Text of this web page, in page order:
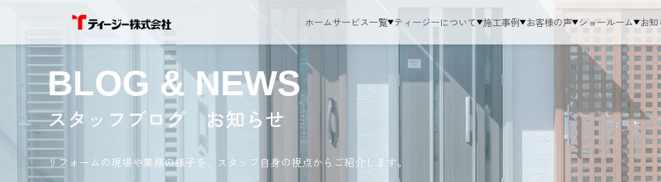
ホームサービス一覧 ティージーについて 施工事例 お客様の声 ショールーム お知
BLOG & NEWS
スタッフブログ お知らせ
リフォームの現場や業務の様子を、スタッフ自身の視点からご紹介します。